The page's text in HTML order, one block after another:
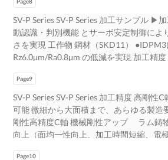
「グローバル環境先進企業」を 電子デ
子、液晶表示装置、その他 5. 機能・特長 . . .
グ . . . . . . . . . . . . . . . . . . . . . . . . . . . . . . . . . . . . . .
. . . . . . . . . . . . . . . 13 14. アフターサービス. . .
エアコン、パッケージエアコン、ヒート
光発電システム、電気温水器、LED ラン
. . . . . . . . . . . . . . . . . . . . . . . . . . . . . . . . . 15 15.
グヒーター、その他 8. 生産性 . . . . . . . . . . . . . .
ューション . . . . . . . . . . . . . . . . . . . . . . . . . . . 37 2
ンプ（オプション）が 加工精度±3μm
工作物： （注1）精度保証は、当社指定
C軸／ATC（オプション） HRC56～57焼
法（幅×奥×高） [mm] 1530×1910※機械
温焼戻し、 システム総質量 [kg] 2000
理実施 ○ ○ ○ ○軸移動量 （X×Y×Z） [mm]
銅 □5mm（4本） C軸 テーブル-電極取
量 10 ※1 [kg] ●加工時室温：20±1°C 主軸
1] 方式 自動昇降式 ※1 電極許容質量は
本になります。 加工槽 内形寸法（幅×奥
範囲（テーブル上面より） [mm] 60-250
500×350（石定盤） 700×500 LSタイプ
デザイン ●HOME画面を起点に、見た
●当社独自技術『サーマルバスター』を
た表示灯により機械稼働状況を 機能を
検索/ ●現場作業を『みえる化』し改善を
最大50％向上 視覚化（オプション） ●
との接近性を高め、 メニューで操作を
大 自動化にも対応しやすい三面昇降式
排出時間を短縮 ●絞込み検索により搭載
ESPER IDPM無 IDPM3 ●消耗品管理を
ト HOME画面 ●省電力機能により、電
リング時間等のムダな待機電 ●Maisartを
上確認 能とサーボ安定制御により均一な
SV-P Series SV-P Series 加工サンプル ▶
動認識・判別機能 とサーボ安定制御によ
さを実現 工作物 鋼材（SKD11）
Rz6.0μm/Ra0.8μm の低減を実現 加工精
（STAVAX） ●加工の進行状況に応じた
らさ Rz4.0μm/Ra0.6μm 間短縮（従来比
●Maisartを活用した深さ自動認識・判別
ステン（3×3mm 5連×1） 工作物 鋼材（
て、電極消耗を抑制し微小インコーナ 面
（Φ20mm/Φ30mm） やすい状況に対し
Page9
SV-P Series SV-P Series 加工精度 高剛
可能 微細から大面積まで、あらゆる製
剛性高精度C軸 機械剛性アップ ラム鋳
向上（面均一性向上、加工時間短縮、電
Page10